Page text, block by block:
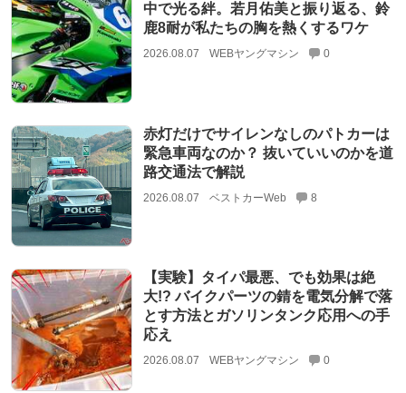
中で光る絆。若月佑美と振り返る、鈴
鹿8耐が私たちの胸を熱くするワケ
2026.08.07 WEBヤングマシン 0
赤灯だけでサイレンなしのパトカーは
緊急車両なのか？ 抜いていいのかを道
路交通法で解説
2026.08.07 ベストカーWeb 8
【実験】タイパ最悪、でも効果は絶
大!? バイクパーツの錆を電気分解で落
とす方法とガソリンタンク応用への手
応え
2026.08.07 WEBヤングマシン 0